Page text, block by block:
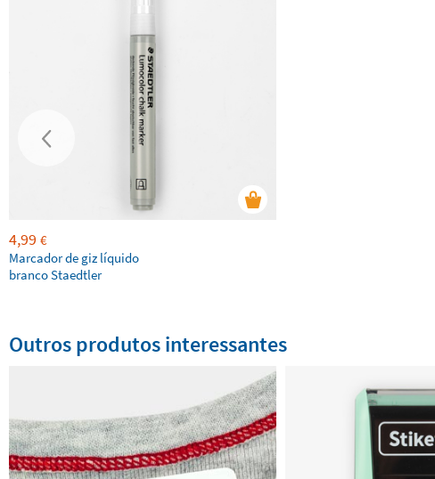
4,99 €
Marcador de giz líquido
branco Staedtler
Outros produtos interessantes